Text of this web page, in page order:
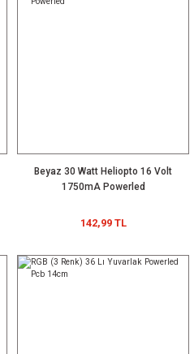
Beyaz 30 Watt Heliopto 16 Volt
1750mA Powerled
142,99 TL